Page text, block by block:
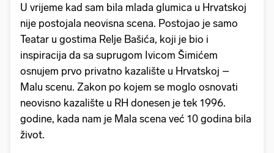
U vrijeme kad sam bila mlada glumica u Hrvatskoj
nije postojala neovisna scena. Postojao je samo
Teatar u gostima Relje Bašića, koji je bio i
inspiracija da sa suprugom Ivicom Šimićem
osnujem prvo privatno kazalište u Hrvatskoj –
Malu scenu. Zakon po kojem se moglo osnovati
neovisno kazalište u RH donesen je tek 1996.
godine, kada nam je Mala scena već 10 godina bila
život.